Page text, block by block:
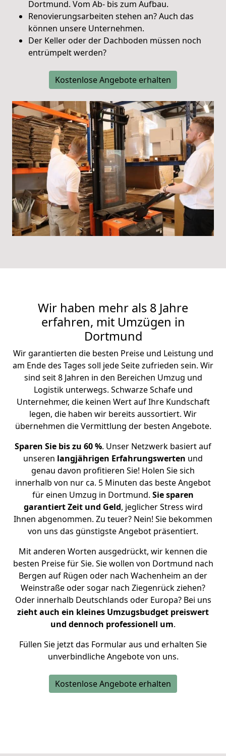
Dortmund. Vom Ab- bis zum Aufbau.
Renovierungsarbeiten stehen an? Auch das
können unsere Unternehmen.
Der Keller oder der Dachboden müssen noch
entrümpelt werden?
Kostenlose Angebote erhalten
Wir haben mehr als 8 Jahre
erfahren, mit Umzügen in
Dortmund
Wir garantierten die besten Preise und Leistung und
am Ende des Tages soll jede Seite zufrieden sein. Wir
sind seit 8 Jahren in den Bereichen Umzug und
Logistik unterwegs. Schwarze Schafe und
Unternehmer, die keinen Wert auf Ihre Kundschaft
legen, die haben wir bereits aussortiert. Wir
übernehmen die Vermittlung der besten Angebote.
Sparen Sie bis zu 60 %. Unser Netzwerk basiert auf
unseren langjährigen Erfahrungswerten und
genau davon profitieren Sie! Holen Sie sich
innerhalb von nur ca. 5 Minuten das beste Angebot
für einen Umzug in Dortmund. Sie sparen
garantiert Zeit und Geld, jeglicher Stress wird
Ihnen abgenommen. Zu teuer? Nein! Sie bekommen
von uns das günstigste Angebot präsentiert.
Mit anderen Worten ausgedrückt, wir kennen die
besten Preise für Sie. Sie wollen von Dortmund nach
Bergen auf Rügen oder nach Wachenheim an der
Weinstraße oder sogar nach Ziegenrück ziehen?
Oder innerhalb Deutschlands oder Europa? Bei uns
zieht auch ein kleines Umzugsbudget preiswert
und dennoch professionell um.
Füllen Sie jetzt das Formular aus und erhalten Sie
unverbindliche Angebote von uns.
Kostenlose Angebote erhalten